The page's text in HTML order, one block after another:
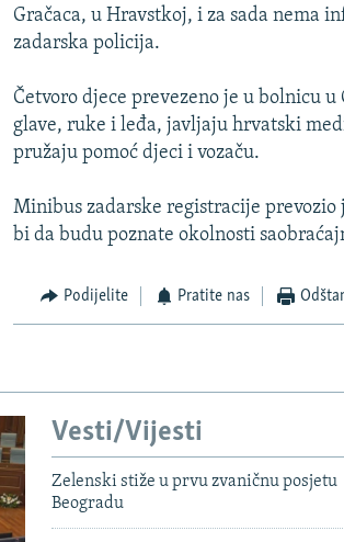
Gračaca, u Hravstkoj, i za sada nema
zadarska policija.
Četvoro djece prevezeno je u bolnicu
glave, ruke i leđa, javljaju hrvatski
pružaju pomoć djeci i vozaču.
Minibus zadarske registracije
bi da budu poznate okolnosti
Podijelite Pratite nas
Vesti/Vijesti
Zelenski stiže u prvu zvaničnu posjetu
Beogradu